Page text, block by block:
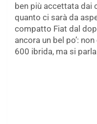
ben più accettata dai
quanto ci sarà da
compatto Fiat dal
ancora un bel po’:
600 ibrida, ma si